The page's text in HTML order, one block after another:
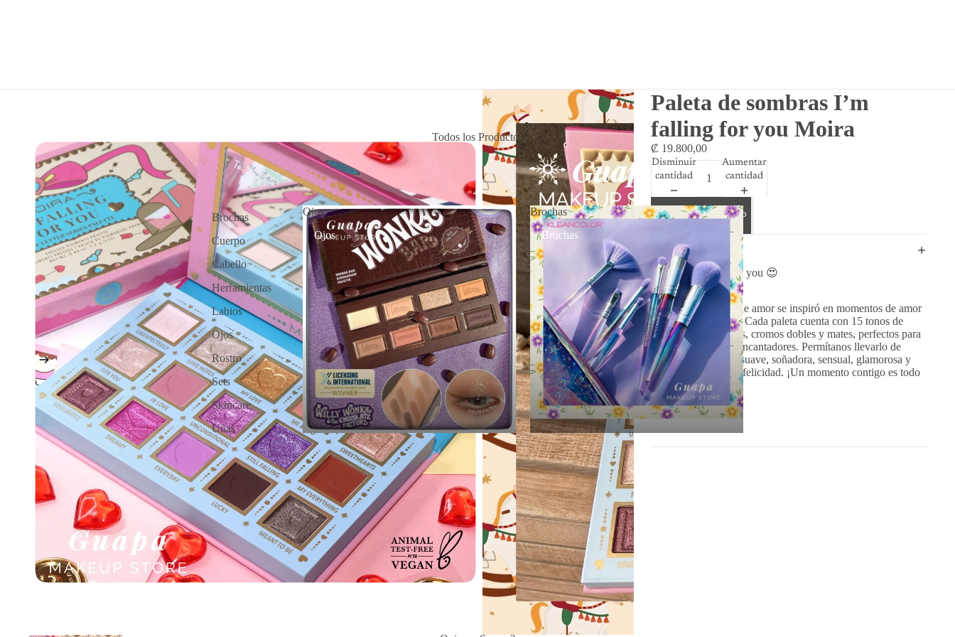
Todos los Productos
Brochas
Cuerpo
Cabello
Herramientas
Labios
Ojos
Rostro
Sets
Skincare
Uñas
Ojos
Ojos
Brochas
Brochas
Paleta de sombras I’m
falling for you Moira
₡ 19.800,00
Disminuir
cantidad
Aumentar
cantidad
Agregar al carrito
DETAILS
Paleta I’m falling for you 😍
Una serie de cartas de amor se inspiró en momentos de amor
pasados y presentes. Cada paleta cuenta con 15 tonos de
brillos espectaculares, cromos dobles y mates, perfectos para
crear looks de ojos encantadores. Permítanos llevarlo de
nuevo a la creación suave, soñadora, sensual, glamorosa y
todo lo que le traiga felicidad. ¡Un momento contigo es todo
lo que necesitarás!